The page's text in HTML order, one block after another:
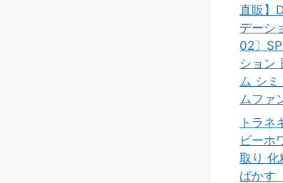
直販】
デーシ
02〕
ション
ム シ
ムファ
トラネ
ビーホ
取り 化
ばか